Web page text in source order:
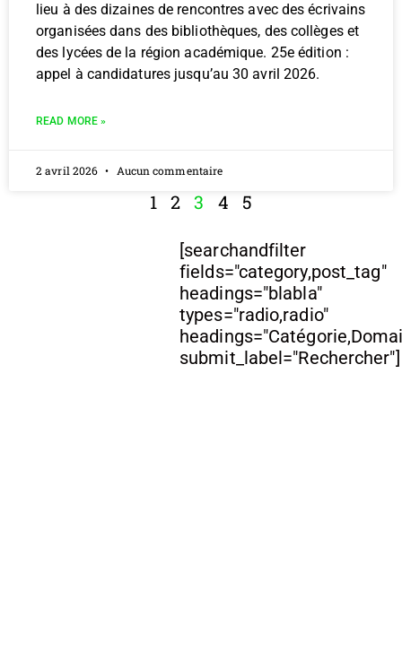
lieu à des dizaines de rencontres avec des écrivains
organisées dans des bibliothèques, des collèges et
des lycées de la région académique. 25e édition :
appel à candidatures jusqu’au 30 avril 2026.
READ MORE »
2 avril 2026 Aucun commentaire
1 2 3 4 5
[searchandfilter
fields="category,post_tag"
headings="blabla"
types="radio,radio"
submit_label="Rechercher"]